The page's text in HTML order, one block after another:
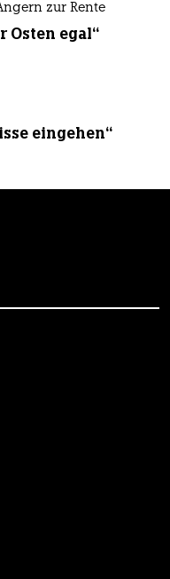
zur Rente
Osten egal“
eingehen“